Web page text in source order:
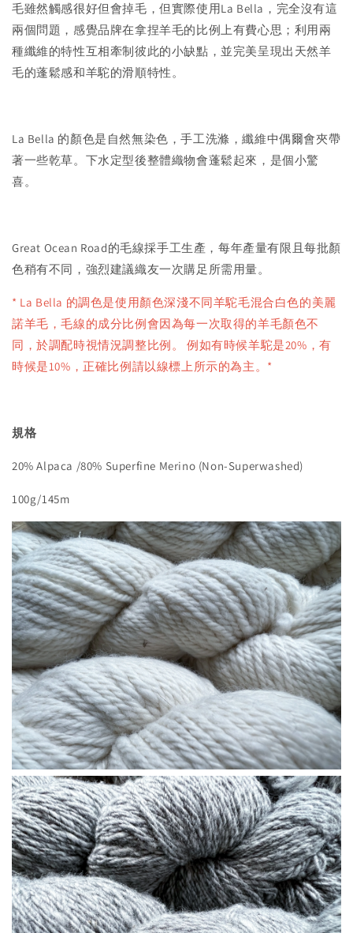
毛雖然觸感很好但會掉毛，但實際使用La Bella，完全沒有這
兩個問題，感覺品牌在拿捏羊毛的比例上有費心思；利用兩
種纖維的特性互相牽制彼此的小缺點，並完美呈現出天然羊
毛的蓬鬆感和羊駝的滑順特性。
La Bella 的顏色是自然無染色，手工洗滌，纖維中偶爾會夾帶
著一些乾草。下水定型後整體織物會蓬鬆起來，是個小驚
喜。
Great Ocean Road的毛線採手工生產，每年產量有限且每批顏
色稍有不同，強烈建議織友一次購足所需用量。
* La Bella 的調色是使用顏色深淺不同羊駝毛混合白色的美麗
諾羊毛，毛線的成分比例會因為每一次取得的羊毛顏色不
同，於調配時視情況調整比例。 例如有時候羊駝是20%，有
時候是10%，正確比例請以線標上所示的為主。*
規格
20% Alpaca /80% Superfine Merino (Non-Superwashed)
100g/145m